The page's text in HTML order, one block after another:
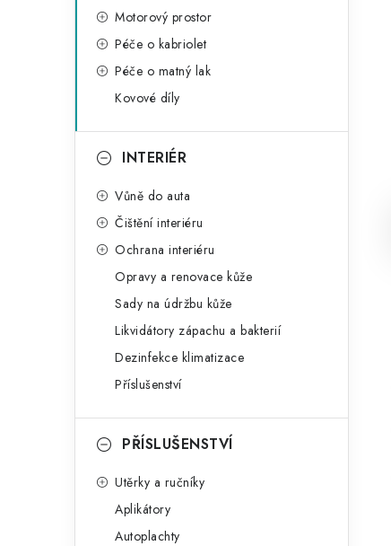
Motorový prostor
Péče o kabriolet
Péče o matný lak
Kovové díly
INTERIÉR
Vůně do auta
Čištění interiéru
Ochrana interiéru
Opravy a renovace kůže
Sady na údržbu kůže
Likvidátory zápachu a bakterií
Dezinfekce klimatizace
Příslušenství
PŘÍSLUŠENSTVÍ
Utěrky a ručníky
Aplikátory
Autoplachty